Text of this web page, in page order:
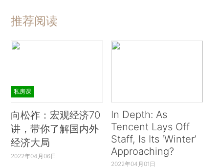
推荐阅读
私房课
向松祚：宏观经济70
讲，带你了解国内外
经济大局
2022年04月06日
In Depth: As
Tencent Lays Off
Staff, Is Its ‘Winter’
Approaching?
2022年04月01日